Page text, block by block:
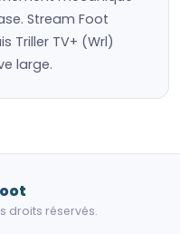
Stream Foot
Triller TV+ (Wrl)
large.
droits réservés.